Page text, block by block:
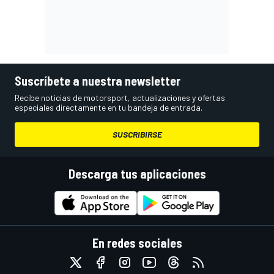
Suscríbete a nuestra newsletter
Recibe noticias de motorsport, actualizaciones y ofertas
especiales directamente en tu bandeja de entrada.
SUSCRIBIRSE
Descarga tus aplicaciones
En redes sociales